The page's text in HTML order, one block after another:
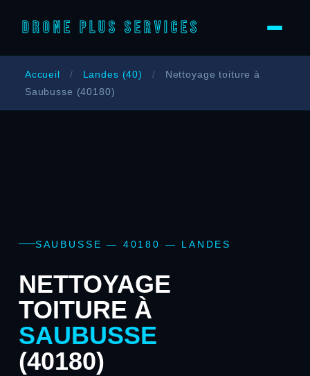
DRONE PLUS SERVICES
Accueil / Landes (40) /
Nettoyage toiture à
Saubusse (40180)
SAUBUSSE — 40180 — LANDES
NETTOYAGE
TOITURE À
SAUBUSSE
(40180)